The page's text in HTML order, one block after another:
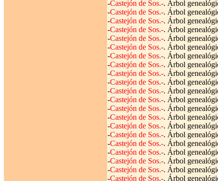
-Castejón de Sos.-. Árbol
-Castejón de Sos.-. Árbol
-Castejón de Sos.-. Árbol
-Castejón de Sos.-. Árbol
-Castejón de Sos.-. Árbol
-Castejón de Sos.-. Árbol
-Castejón de Sos.-. Árbol
-Castejón de Sos.-. Árbol
-Castejón de Sos.-. Árbol
-Castejón de Sos.-. Árbol
-Castejón de Sos.-. Árbol
-Castejón de Sos.-. Árbol
-Castejón de Sos.-. Árbol
-Castejón de Sos.-. Árbol
-Castejón de Sos.-. Árbol
-Castejón de Sos.-. Árbol
-Castejón de Sos.-. Árbol
-Castejón de Sos.-. Árbol
-Castejón de Sos.-. Árbol
-Castejón de Sos.-. Árbol
-Castejón de Sos.-. Árbol